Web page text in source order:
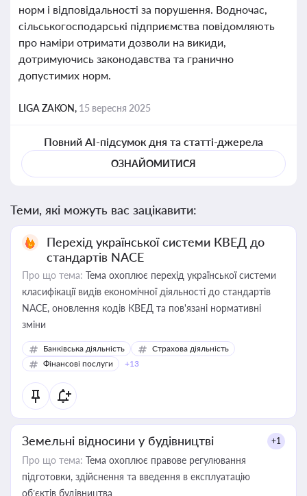
норм і відповідальності за порушення. Водночас,
сільськогосподарські підприємства повідомляють
про наміри отримати дозволи на викиди,
дотримуючись законодавства та гранично
допустимих норм.
LIGA ZAKON, 15 вересня 2025
Повний AI-підсумок дня та статті-джерела
ОЗНАЙОМИТИСЯ
Теми, які можуть вас зацікавити:
Перехід української системи КВЕД до
стандартів NACE
Про що тема: Тема охоплює перехід української системи
класифікації видів економічної діяльності до стандартів
NACE, оновлення кодів КВЕД та пов'язані нормативні
зміни
Банківська діяльність
Страхова діяльність
Фінансові послуги
+13
Земельні відносини у будівництві +1
Про що тема: Тема охоплює правове регулювання
підготовки, здійснення та введення в експлуатацію
об’єктів будівництва